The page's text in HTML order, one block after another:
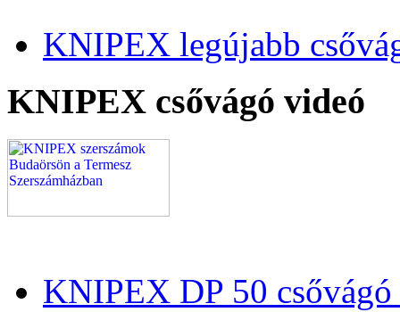
KNIPEX legújabb
KNIPEX csővágó videó
KNIPEX DP 50